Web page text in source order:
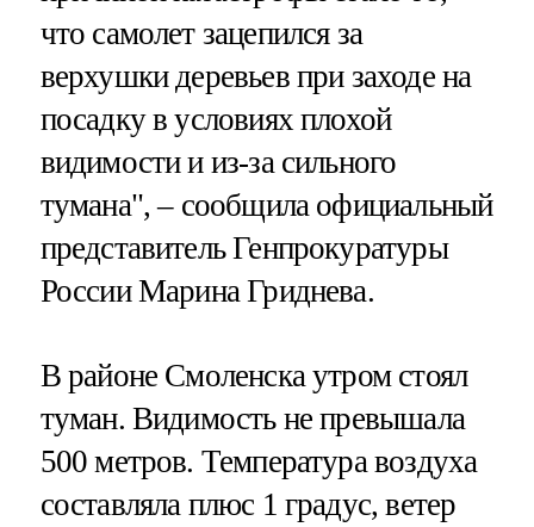
что самолет зацепился за
верхушки деревьев при заходе на
посадку в условиях плохой
видимости и из-за сильного
тумана", – сообщила официальный
представитель Генпрокуратуры
России Марина Гриднева.
В районе Смоленска утром стоял
туман. Видимость не превышала
500 метров. Температура воздуха
составляла плюс 1 градус, ветер